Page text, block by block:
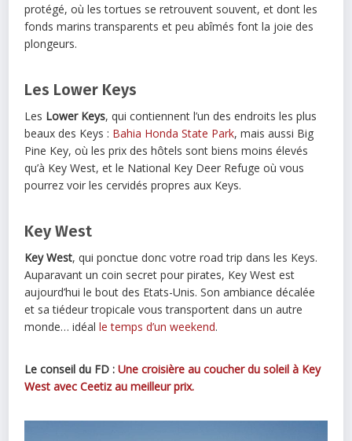
protégé, où les tortues se retrouvent souvent, et dont les
fonds marins transparents et peu abîmés font la joie des
plongeurs.
Les Lower Keys
Les Lower Keys, qui contiennent l’un des endroits les plus
beaux des Keys : Bahia Honda State Park, mais aussi Big
Pine Key, où les prix des hôtels sont biens moins élevés
qu’à Key West, et le National Key Deer Refuge où vous
pourrez voir les cervidés propres aux Keys.
Key West
Key West, qui ponctue donc votre road trip dans les Keys.
Auparavant un coin secret pour pirates, Key West est
aujourd’hui le bout des Etats-Unis. Son ambiance décalée
et sa tiédeur tropicale vous transportent dans un autre
monde… idéalle temps d’un weekend.
Le conseil du FD :Une croisière au coucher du soleil à Key
West avec Ceetiz au meilleur prix.